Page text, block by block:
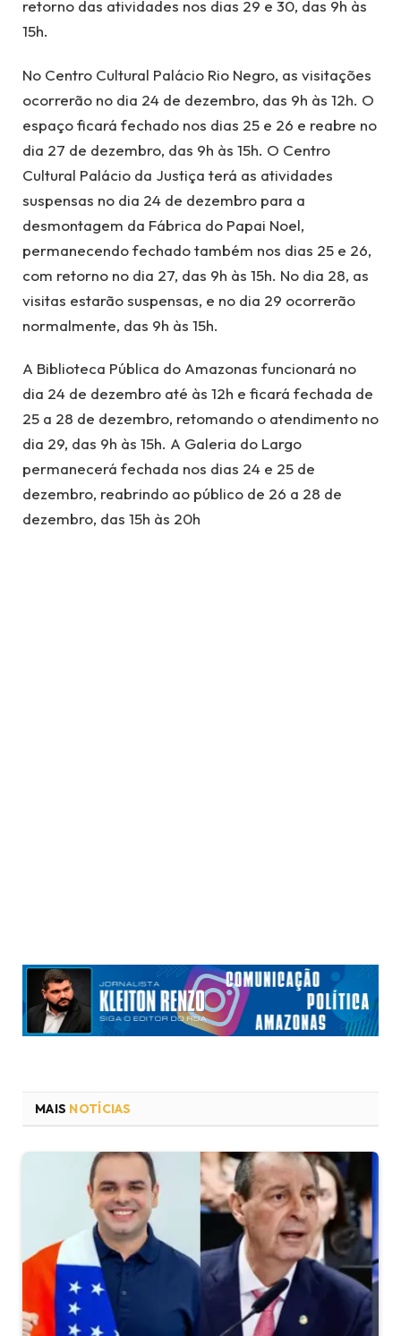
retorno das atividades nos dias 29 e 30, das 9h às
15h.
No Centro Cultural Palácio Rio Negro, as visitações
ocorrerão no dia 24 de dezembro, das 9h às 12h. O
espaço ficará fechado nos dias 25 e 26 e reabre no
dia 27 de dezembro, das 9h às 15h. O Centro
Cultural Palácio da Justiça terá as atividades
suspensas no dia 24 de dezembro para a
desmontagem da Fábrica do Papai Noel,
permanecendo fechado também nos dias 25 e 26,
com retorno no dia 27, das 9h às 15h. No dia 28, as
visitas estarão suspensas, e no dia 29 ocorrerão
normalmente, das 9h às 15h.
A Biblioteca Pública do Amazonas funcionará no
dia 24 de dezembro até às 12h e ficará fechada de
25 a 28 de dezembro, retomando o atendimento no
dia 29, das 9h às 15h. A Galeria do Largo
permanecerá fechada nos dias 24 e 25 de
dezembro, reabrindo ao público de 26 a 28 de
dezembro, das 15h às 20h
MAIS NOTÍCIAS